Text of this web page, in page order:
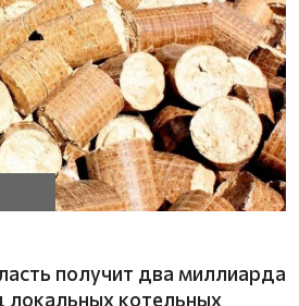
получит два миллиарда
локальных котельных